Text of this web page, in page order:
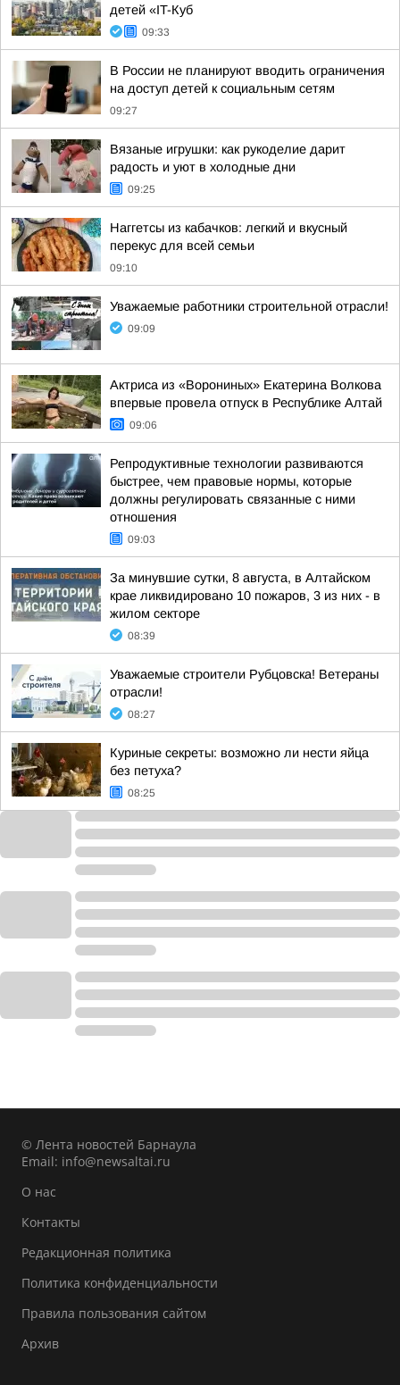
детей «IT-Куб
09:33
В России не планируют вводить ограничения
на доступ детей к социальным сетям
09:27
Вязаные игрушки: как рукоделие дарит
радость и уют в холодные дни
09:25
Наггетсы из кабачков: легкий и вкусный
перекус для всей семьи
09:10
Уважаемые работники строительной отрасли!
09:09
Актриса из «Ворониных» Екатерина Волкова
впервые провела отпуск в Республике Алтай
09:06
Репродуктивные технологии развиваются
быстрее, чем правовые нормы, которые
должны регулировать связанные с ними
отношения
09:03
За минувшие сутки, 8 августа, в Алтайском
крае ликвидировано 10 пожаров, 3 из них - в
жилом секторе
08:39
Уважаемые строители Рубцовска! Ветераны
отрасли!
08:27
Куриные секреты: возможно ли нести яйца
без петуха?
08:25
© Лента новостей Барнаула
Email: info@newsaltai.ru
О нас
Контакты
Редакционная политика
Политика конфиденциальности
Правила пользования сайтом
Архив